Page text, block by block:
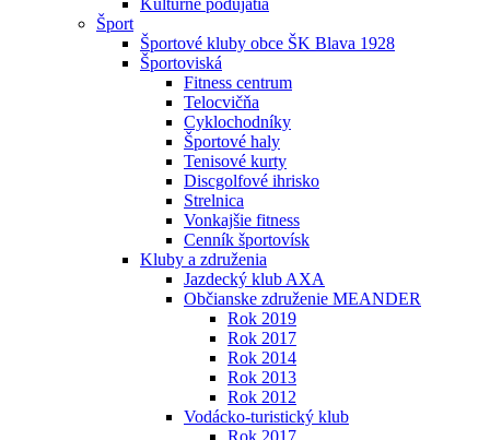
Kultúrne podujatia
Šport
Športové kluby obce ŠK Blava 1928
Športoviská
Fitness centrum
Telocvičňa
Cyklochodníky
Športové haly
Tenisové kurty
Discgolfové ihrisko
Strelnica
Vonkajšie fitness
Cenník športovísk
Kluby a združenia
Jazdecký klub AXA
Občianske združenie MEANDER
Rok 2019
Rok 2017
Rok 2014
Rok 2013
Rok 2012
Vodácko-turistický klub
Rok 2017